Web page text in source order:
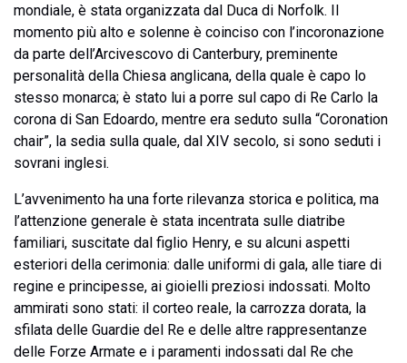
mondiale, è stata organizzata dal Duca di Norfolk. Il
momento più alto e solenne è coinciso con l’incoronazione
da parte dell’Arcivescovo di Canterbury, preminente
personalità della Chiesa anglicana, della quale è capo lo
stesso monarca; è stato lui a porre sul capo di Re Carlo la
corona di San Edoardo, mentre era seduto sulla “Coronation
chair”, la sedia sulla quale, dal XIV secolo, si sono seduti i
sovrani inglesi.
L’avvenimento ha una forte rilevanza storica e politica, ma
l’attenzione generale è stata incentrata sulle diatribe
familiari, suscitate dal figlio Henry, e su alcuni aspetti
esteriori della cerimonia: dalle uniformi di gala, alle tiare di
regine e principesse, ai gioielli preziosi indossati. Molto
ammirati sono stati: il corteo reale, la carrozza dorata, la
sfilata delle Guardie del Re e delle altre rappresentanze
delle Forze Armate e i paramenti indossati dal Re che